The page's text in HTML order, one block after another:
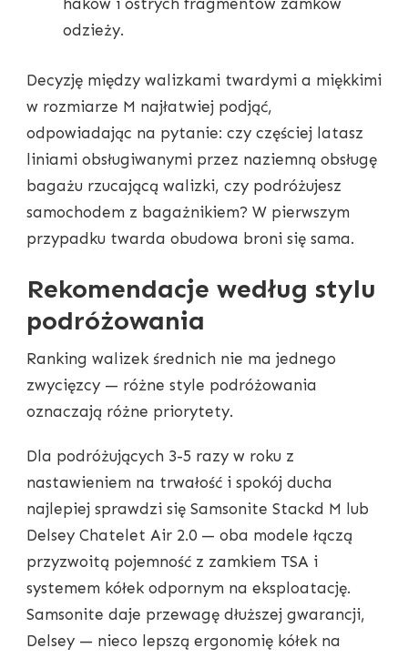
haków i ostrych fragmentów zamków
odzieży.
Decyzję między walizkami twardymi a miękkimi
w rozmiarze M najłatwiej podjąć,
odpowiadając na pytanie: czy częściej latasz
liniami obsługiwanymi przez naziemną obsługę
bagażu rzucającą walizki, czy podróżujesz
samochodem z bagażnikiem? W pierwszym
przypadku twarda obudowa broni się sama.
Rekomendacje według stylu
podróżowania
Ranking walizek średnich nie ma jednego
zwycięzcy — różne style podróżowania
oznaczają różne priorytety.
Dla podróżujących 3-5 razy w roku z
nastawieniem na trwałość i spokój ducha
najlepiej sprawdzi się Samsonite Stackd M lub
Delsey Chatelet Air 2.0 — oba modele łączą
przyzwoitą pojemność z zamkiem TSA i
systemem kółek odpornym na eksploatację.
Samsonite daje przewagę dłuższej gwarancji,
Delsey — nieco lepszą ergonomię kółek na